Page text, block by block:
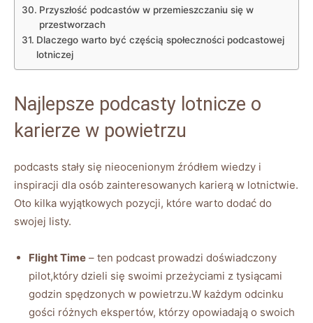
Przyszłość podcastów w przemieszczaniu się w
przestworzach
Dlaczego warto być częścią społeczności podcastowej
lotniczej
Najlepsze podcasty lotnicze o‍
karierze ​w powietrzu
podcasts stały się nieocenionym źródłem wiedzy ‍i
inspiracji dla osób ⁣zainteresowanych karierą w lotnictwie.
Oto kilka ​wyjątkowych pozycji, ​które warto ‌dodać do
swojej listy.
Flight ‍Time – ten podcast prowadzi doświadczony
pilot,który dzieli się swoimi ⁢przeżyciami z tysiącami
godzin ⁣spędzonych w​ powietrzu.W każdym odcinku
gości różnych ekspertów, którzy opowiadają o swoich